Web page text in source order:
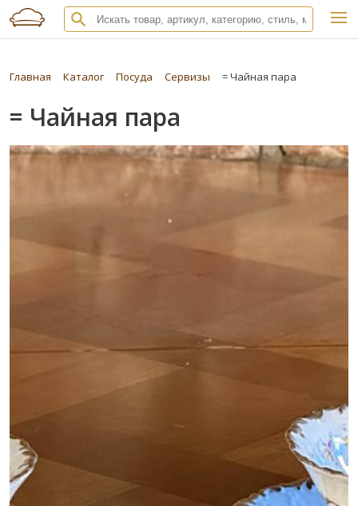
Главная Каталог Посуда Сервизы = Чайная пара
= Чайная пара